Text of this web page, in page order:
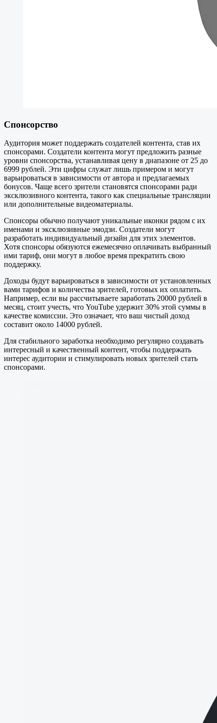
Спонсорство
Аудитория может поддержать создателей контента, став их
спонсорами. Создатели контента могут предложить разные
уровни спонсорства, устанавливая цену в диапазоне от 25 до
6999 рублей. Эти цифры служат лишь примером и могут
варьироваться в зависимости от автора и предлагаемых
бонусов. Чаще всего зрители становятся спонсорами ради
эксклюзивного контента, такого как специальные трансляции
или дополнительные видеоматериалы.
Спонсоры обычно получают уникальные иконки рядом с их
именами и эксклюзивные эмодзи. Создатели могут
разработать индивидуальный дизайн для этих элементов.
Хотя спонсоры обязуются ежемесячно оплачивать выбранный
ими тариф, они могут в любое время прекратить свою
поддержку.
Доходы будут варьироваться в зависимости от установленных
вами тарифов и количества зрителей, готовых их оплатить.
Например, если вы рассчитываете заработать 20000 рублей в
месяц, стоит учесть, что YouTube удержит 30% этой суммы в
качестве комиссии. Это означает, что ваш чистый доход
составит около 14000 рублей.
Для стабильного заработка необходимо регулярно создавать
интересный и качественный контент, чтобы поддержать
интерес аудитории и стимулировать новых зрителей стать
спонсорами.